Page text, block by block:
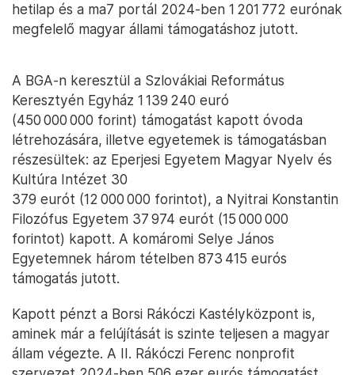
hetilap és a ma7 portál 2024-ben 1 201 772 eurónak
megfelelő magyar állami támogatáshoz jutott.
A BGA-n keresztül a Szlovákiai Református
Keresztyén Egyház 1 139 240 euró
(450 000 000 forint) támogatást kapott óvoda
létrehozására, illetve egyetemek is támogatásban
részesültek: az Eperjesi Egyetem Magyar Nyelv és
Kultúra Intézet 30
379 eurót (12 000 000 forintot), a Nyitrai Konstantin
Filozófus Egyetem 37 974 eurót (15 000 000
forintot) kapott. A komáromi Selye János
Egyetemnek három tételben 873 415 eurós
támogatás jutott.
Kapott pénzt a Borsi Rákóczi Kastélyközpont is,
aminek már a felújítását is szinte teljesen a magyar
állam végezte. A II. Rákóczi Ferenc nonprofit